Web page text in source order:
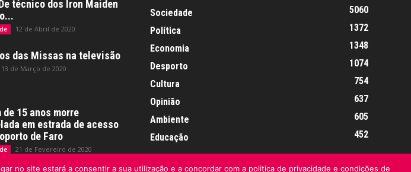
técnico dos Iron Maiden
12 de Abril de 2020
das Missas na televisão
13 de Março de 2020
de 15 anos morre
em estrada de acesso
de Faro
21 de Fevereiro de 2020
Sociedade
5060
Política
1372
Economia
1348
Desporto
1074
Cultura
754
Opinião
637
Ambiente
605
Educação
452
no site estará a consentir a sua utilização e a concordar com a politica de privacidade e condições de